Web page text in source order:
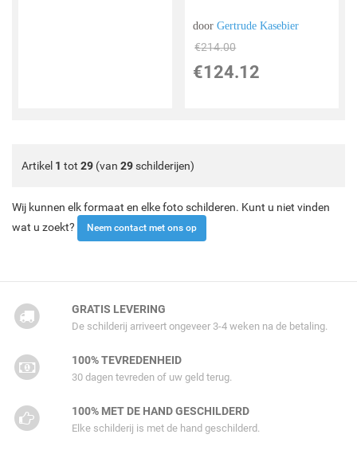
doorGertrude Kasebier
€214.00
€124.12
Artikel 1 tot 29 (van 29schilderijen)
Wij kunnen elk formaat en elke foto schilderen. Kunt u niet vinden
wat u zoekt?
Neem contact met ons op
GRATIS LEVERING
De schilderij arriveert ongeveer 3-4 weken na de betaling.
100% TEVREDENHEID
30 dagen tevreden of uw geld terug.
100% MET DE HAND GESCHILDERD
Elke schilderij is met de hand geschilderd.